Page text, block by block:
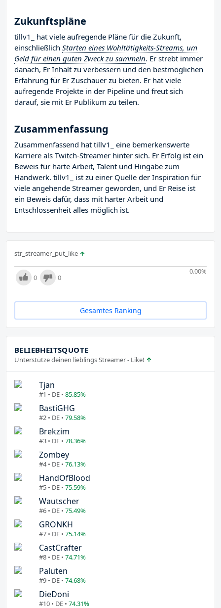
Zukunftspläne
tillv1_ hat viele aufregende Pläne für die Zukunft,
einschließlich Starten eines Wohltätigkeits-Streams, um
Geld für einen guten Zweck zu sammeln. Er strebt immer
danach, Er Inhalt zu verbessern und den bestmöglichen
Erfahrung für Er Zuschauer zu bieten. Er hat viele
aufregende Projekte in der Pipeline und freut sich
darauf, sie mit Er Publikum zu teilen.
Zusammenfassung
Zusammenfassend hat tillv1_ eine bemerkenswerte
Karriere als Twitch-Streamer hinter sich. Er Erfolg ist ein
Beweis für harte Arbeit, Talent und Hingabe zum
Handwerk. tillv1_ ist zu einer Quelle der Inspiration für
viele angehende Streamer geworden, und Er Reise ist
ein Beweis dafür, dass mit harter Arbeit und
Entschlossenheit alles möglich ist.
str_streamer_put_like
0.00%
0 0
Gesamtes Ranking
BELIEBHEITSQUOTE
Unterstütze deinen lieblings Streamer - Like!
Tjan
#1 • DE • 85.85%
BastiGHG
#2 • DE • 79.58%
Brekzim
#3 • DE • 78.36%
Zombey
#4 • DE • 76.13%
HandOfBlood
#5 • DE • 75.59%
Wautscher
#6 • DE • 75.49%
GRONKH
#7 • DE • 75.14%
CastCrafter
#8 • DE • 74.71%
Paluten
#9 • DE • 74.68%
DieDoni
#10 • DE • 74.31%